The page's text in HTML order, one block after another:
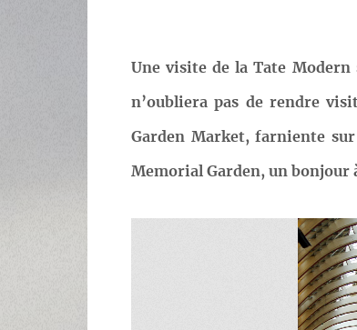
Une visite de la Tate
n’oubliera pas de rendre
Garden Market, farniente
Memorial Garden, un bonjour